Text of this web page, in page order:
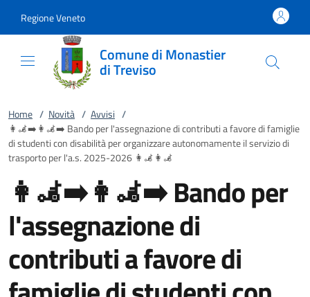
Regione Veneto
Comune di Monastier
di Treviso
Home / Novità / Avvisi /
👩‍🦼‍➡️👩‍🦼‍➡️ Bando per l'assegnazione di contributi a favore di famiglie
di studenti con disabilità per organizzare autonomamente il servizio di
trasporto per l'a.s. 2025-2026 👩‍🦼👩‍🦼
👩‍🦼‍➡️👩‍🦼‍➡️ Bando per
l'assegnazione di
contributi a favore di